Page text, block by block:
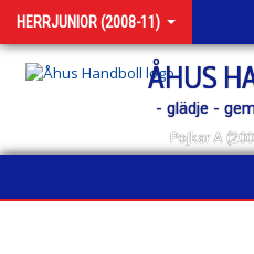
HERRJUNIOR (2008-11)
ÅHUS
- glädje -
Pojkar A